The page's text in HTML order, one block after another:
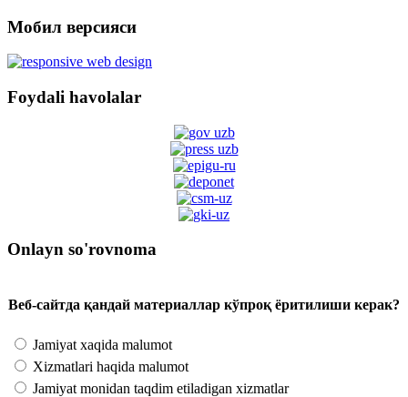
Мобил версияси
Foydali havolalar
Onlayn so'rovnoma
Веб-сайтда қандай материаллар кўпроқ ёритилиши керак?
Jamiyat xaqida malumot
Xizmatlari haqida malumot
Jamiyat monidan taqdim etiladigan xizmatlar